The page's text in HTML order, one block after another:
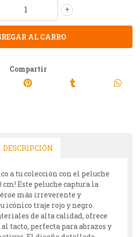
+
Compartir
DESCRIPCIÓN
a tu colección con el peluche
cm! Este peluche captura la
más irreverente y
icónico traje rojo y negro.
de alta calidad, ofrece
tacto, perfecta para abrazos y